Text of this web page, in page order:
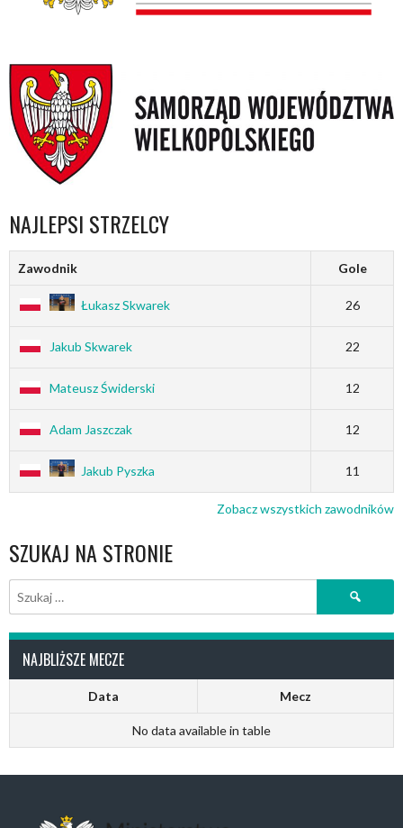
NAJLEPSI STRZELCY
Zawodnik Gole
Łukasz Skwarek 26
Jakub Skwarek 22
Mateusz Świderski 12
Adam Jaszczak 12
Jakub Pyszka 11
Zobacz wszystkich zawodników
SZUKAJ NA STRONIE
Szukaj:
NAJBLIŻSZE MECZE
Data Mecz
No data available in table